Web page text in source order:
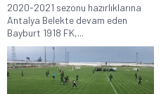
2020-2021 sezonu hazırlıklarına
Antalya Belekte devam eden
Bayburt 1918 FK,...